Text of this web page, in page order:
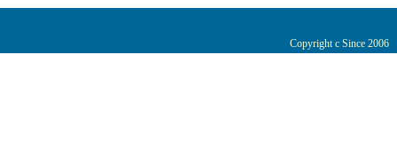
Copyright c Since